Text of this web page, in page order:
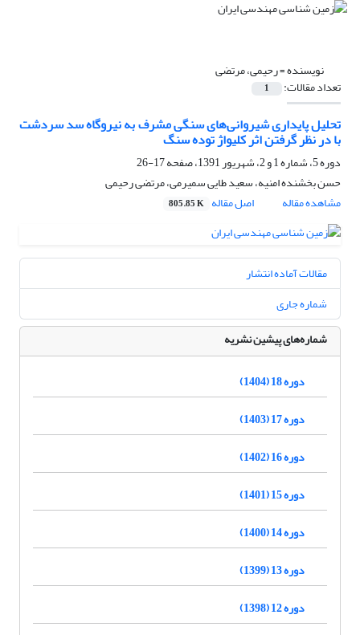
نویسنده =رحیمی، مرتضی
تعداد مقالات: 1
تحلیل پایداری شیروانی‌های سنگی مشرف به نیروگاه سد سردشت
با در نظر گرفتن اثر کلیواژ توده سنگ
دوره 5، شماره 1 و 2، شهریور 1391، صفحه
17-26
حسن بخشنده امنیه، سعید طایی سمیرمی، مرتضی رحیمی
مشاهده مقاله
اصل مقاله 805.85 K
مقالات آماده انتشار
شماره جاری
شماره‌های پیشین نشریه
دوره 18 (1404)
دوره 17 (1403)
دوره 16 (1402)
دوره 15 (1401)
دوره 14 (1400)
دوره 13 (1399)
دوره 12 (1398)